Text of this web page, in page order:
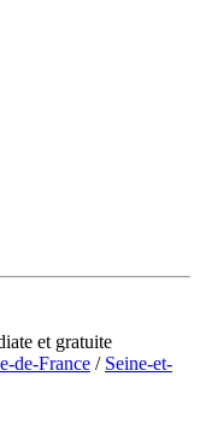
et gratuite
de-France / Seine-et-